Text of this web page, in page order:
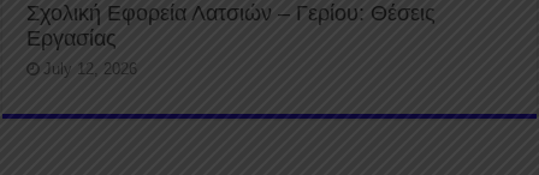
Σχολική Εφορεία Λατσιών – Γερίου: Θέσεις
Εργασίας
July 12, 2026